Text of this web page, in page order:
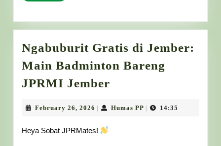
Ngabuburit Gratis di Jember:
Main Badminton Bareng
JPRMI Jember
di
February 26, 2026 February
2026
| Humas PPHumas
| 14:35
Heya Sobat JPRMates!